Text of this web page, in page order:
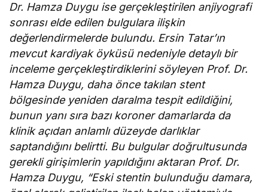
Dr. Hamza Duygu ise gerçekleştirilen anjiyografi
sonrası elde edilen bulgulara ilişkin
değerlendirmelerde bulundu. Ersin Tatar’ın
mevcut kardiyak öyküsü nedeniyle detaylı bir
inceleme gerçekleştirdiklerini söyleyen Prof. Dr.
Hamza Duygu, daha önce takılan stent
bölgesinde yeniden daralma tespit edildiğini,
bunun yanı sıra bazı koroner damarlarda da
klinik açıdan anlamlı düzeyde darlıklar
saptandığını belirtti. Bu bulgular doğrultusunda
gerekli girişimlerin yapıldığını aktaran Prof. Dr.
Hamza Duygu, “Eski stentin bulunduğu damara,